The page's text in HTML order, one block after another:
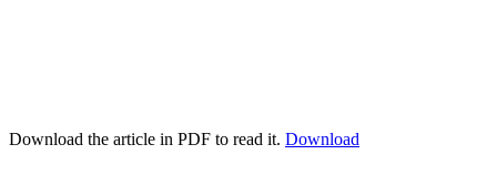
Download the article in PDF to read it. Download